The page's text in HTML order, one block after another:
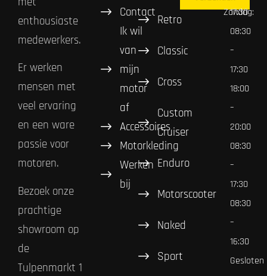
enthousiaste
medewerkers.
Er werken
mensen met
veel ervaring
en een ware
passie voor
motoren.
Bezoek onze
prachtige
showroom op
de
Tulpenmarkt 1
Contact
Ik wil
van
mijn
motor
af
Accessoires
Motorkleding
Werken
bij
Retro
Classic
Cross
Custom
Cruiser
Enduro
Motorscooter
Naked
Sport
Zondag:
17:30
08:30
–
17:30
18:00
–
20:00
08:30
–
17:30
08:30
–
16:30
Gesloten